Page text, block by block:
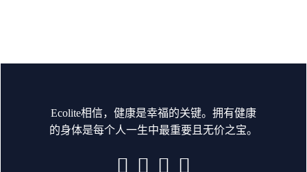
Ecolite相信，健康是幸福的关键。拥有健康
的身体是每个人一生中最重要且无价之宝。